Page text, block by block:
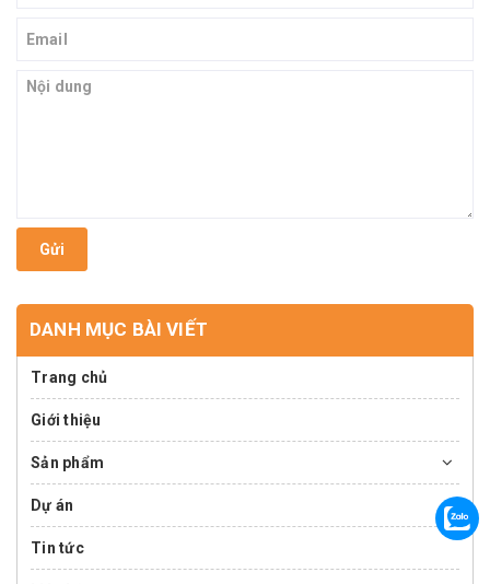
Gửi
DANH MỤC BÀI VIẾT
Trang chủ
Giới thiệu
Sản phẩm
Dự án
Tin tức